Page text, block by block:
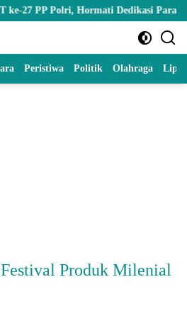
Hormati Dedikasi Para
Peristiwa Politik Olahraga
Produk Milenial